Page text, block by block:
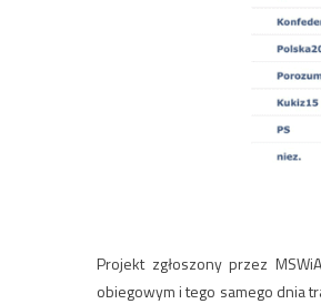
Projekt zgłoszony przez
obiegowym i tego samego dnia